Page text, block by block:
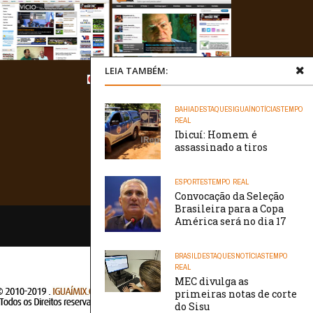
LEIA TAMBÉM:
BAHIADESTAQUESIGUAÍNOTÍCIASTEMPO
REAL
Ibicuí: Homem é
assassinado a tiros
ESPORTESTEMPO REAL
Convocação da Seleção
Brasileira para a Copa
América será no dia 17
BRASILDESTAQUESNOTÍCIASTEMPO
REAL
MEC divulga as
primeiras notas de corte
do Sisu
/// WebtivaHOSTING